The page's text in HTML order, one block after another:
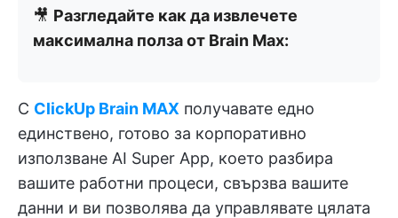
🎥 Разгледайте как да извлечете
максимална полза от Brain Max:
С ClickUp Brain MAX получавате едно
единствено, готово за корпоративно
използване AI Super App, което разбира
вашите работни процеси, свързва вашите
данни и ви позволява да управлявате цялата